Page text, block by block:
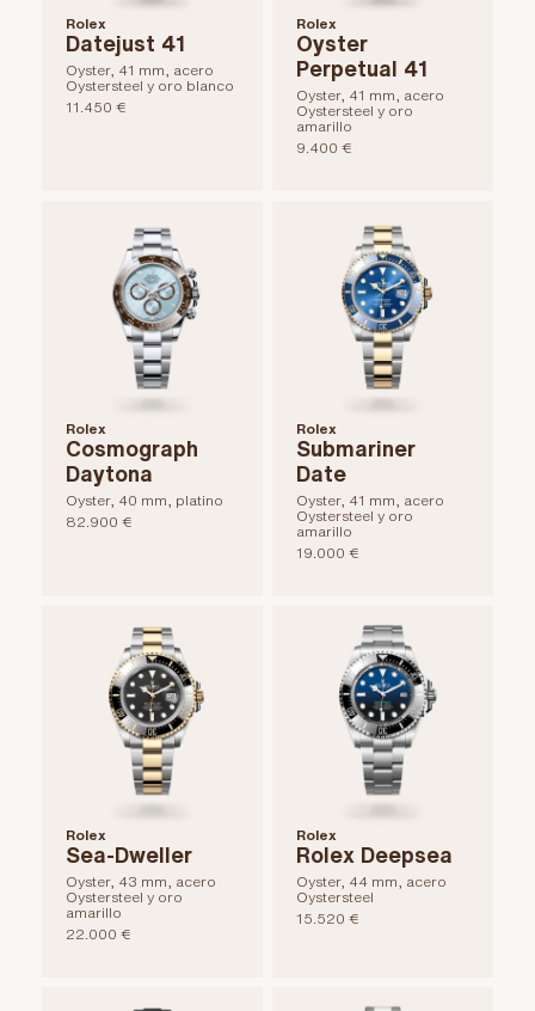
Rolex
Datejust 41
Oyster, 41 mm, acero
Oystersteel y oro blanco
11.450 €
Rolex
Oyster
Perpetual 41
Oyster, 41 mm, acero
Oystersteel y oro
amarillo
9.400 €
Rolex
Cosmograph
Daytona
Oyster, 40 mm, platino
82.900 €
Rolex
Submariner
Date
Oyster, 41 mm, acero
Oystersteel y oro
amarillo
19.000 €
Rolex
Sea-Dweller
Oyster, 43 mm, acero
Oystersteel y oro
amarillo
22.000 €
Rolex
Rolex Deepsea
Oyster, 44 mm, acero
Oystersteel
15.520 €